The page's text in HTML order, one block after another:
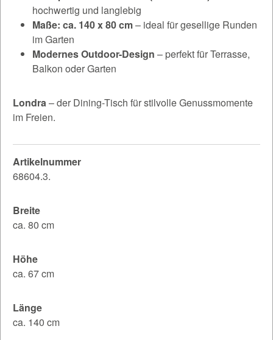
hochwertig und langlebig
Maße: ca. 140 x 80 cm– ideal für gesellige Runden
im Garten
Modernes Outdoor-Design – perfekt für Terrasse,
Balkon oder Garten
Londra– der Dining-Tisch für stilvolle Genussmomente
im Freien.
Artikelnummer
68604.3.
Breite
ca. 80 cm
Höhe
ca. 67 cm
Länge
ca. 140 cm